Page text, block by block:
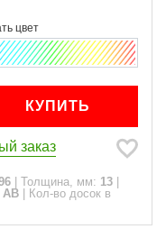
КУПИТЬ
заказ
Толщина, мм: 13
АВ
Кол-во досок в